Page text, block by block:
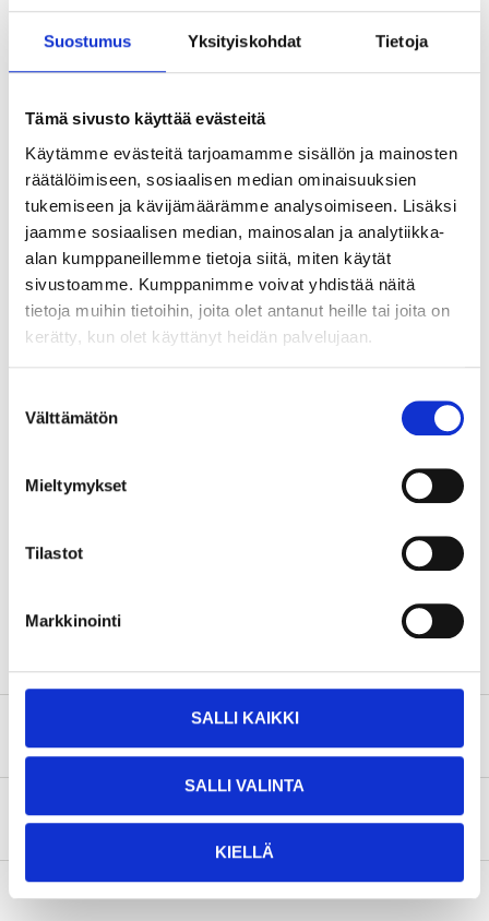
Suostumus Yksityiskohdat Tietoja
Tämä sivusto käyttää evästeitä
Käytämme evästeitä tarjoamamme sisällön ja mainosten
räätälöimiseen, sosiaalisen median ominaisuuksien
tukemiseen ja kävijämäärämme analysoimiseen. Lisäksi
jaamme sosiaalisen median, mainosalan ja analytiikka-
alan kumppaneillemme tietoja siitä, miten käytät
sivustoamme. Kumppanimme voivat yhdistää näitä
tietoja muihin tietoihin, joita olet antanut heille tai joita on
kerätty, kun olet käyttänyt heidän palvelujaan.
valinta
Välttämätön
Mieltymykset
Tilastot
Markkinointi
SALLI KAIKKI
SALLI VALINTA
KIELLÄ
Voltage
12 V DC
Capacity
60 Ah
570
Charging voltage
16 V DC (Max.)
6 A (Max.)
Pole placement
0
Fastener
Width
Weight
About the manufacturer